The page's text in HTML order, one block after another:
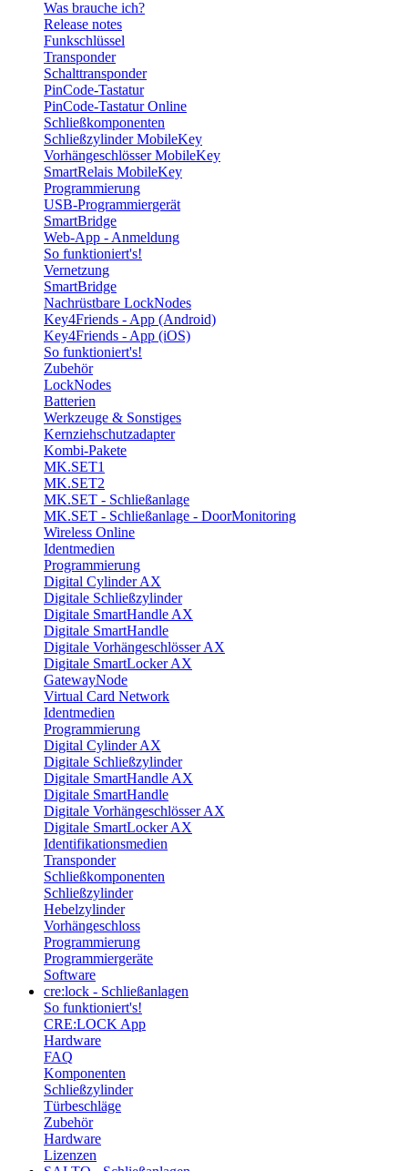
Was brauche ich?
Release notes
Funkschlüssel
Transponder
Schalttransponder
PinCode-Tastatur
PinCode-Tastatur Online
Schließkomponenten
Schließzylinder MobileKey
Vorhängeschlösser MobileKey
SmartRelais MobileKey
Programmierung
USB-Programmiergerät
SmartBridge
Web-App - Anmeldung
So funktioniert's!
Vernetzung
SmartBridge
Nachrüstbare LockNodes
Key4Friends - App (Android)
Key4Friends - App (iOS)
So funktioniert's!
Zubehör
LockNodes
Batterien
Werkzeuge & Sonstiges
Kernziehschutzadapter
Kombi-Pakete
MK.SET1
MK.SET2
MK.SET - Schließanlage
MK.SET - Schließanlage - DoorMonitoring
Wireless Online
Identmedien
Programmierung
Digital Cylinder AX
Digitale Schließzylinder
Digitale SmartHandle AX
Digitale SmartHandle
Digitale Vorhängeschlösser AX
Digitale SmartLocker AX
GatewayNode
Virtual Card Network
Identmedien
Programmierung
Digital Cylinder AX
Digitale Schließzylinder
Digitale SmartHandle AX
Digitale SmartHandle
Digitale Vorhängeschlösser AX
Digitale SmartLocker AX
Identifikationsmedien
Transponder
Schließkomponenten
Schließzylinder
Hebelzylinder
Vorhängeschloss
Programmierung
Programmiergeräte
Software
cre:lock - Schließanlagen
So funktioniert's!
CRE:LOCK App
Hardware
FAQ
Komponenten
Schließzylinder
Türbeschläge
Zubehör
Hardware
Lizenzen